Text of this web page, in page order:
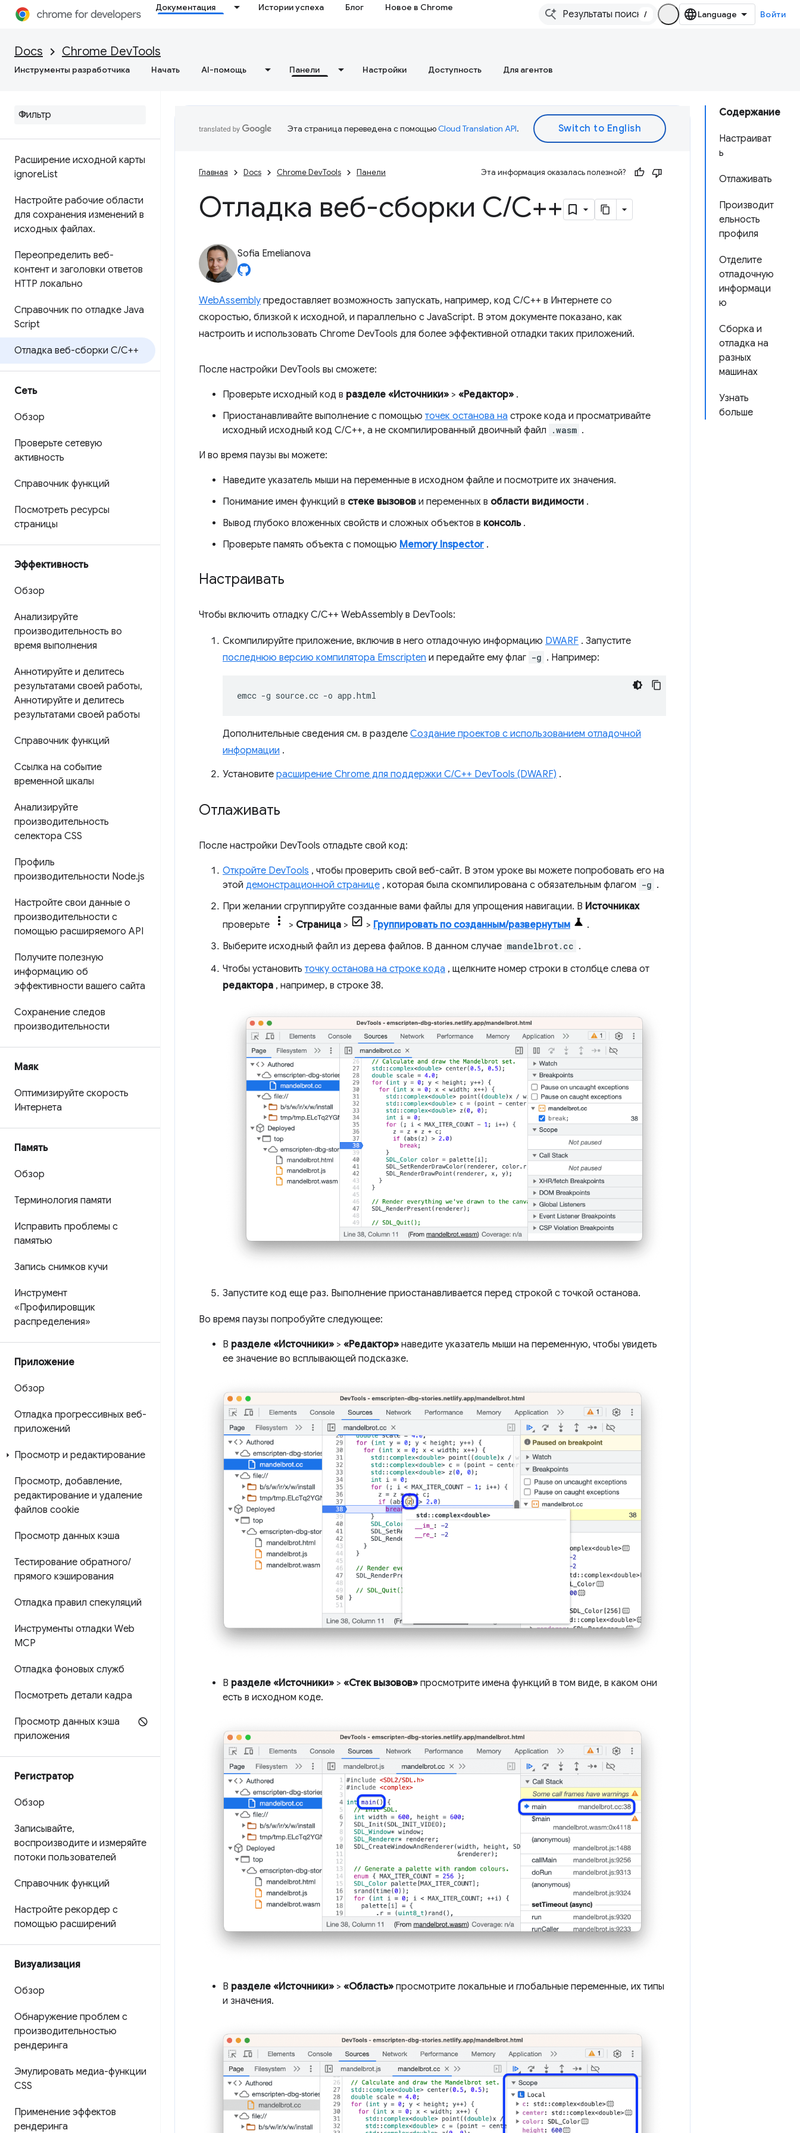
Документация Истории успеха Блог Новое в Chrome
/ Войти
Docs Chrome DevTools
Инструменты разработчика Начать AI-помощь Панели Настройки Доступность Для агентов
Приостановите свой код с
помощью точек останова
Запуск фрагментов
JavaScript
использованием исходных
Расширение исходной карты
ignoreList
Настройте рабочие области
для сохранения изменений в
исходных файлах.
Переопределить веб-
контент и заголовки ответов
HTTP локально
Справочник по отладке Java
Script
Отладка веб-сборки C/C++
Сеть
Обзор
Проверьте сетевую
активность
Справочник функций
Посмотреть ресурсы
страницы
Эффективность
Обзор
Анализируйте
производительность во
время выполнения
Аннотируйте и делитесь
результатами своей работы,
Аннотируйте и делитесь
результатами своей работы
Справочник функций
Ссылка на событие
временной шкалы
Анализируйте
производительность
селектора CSS
Профиль
производительности Node.js
Настройте свои данные о
производительности с
помощью расширяемого API
Получите полезную
информацию об
эффективности вашего сайта
Сохранение следов
производительности
Маяк
Оптимизируйте скорость
Интернета
Память
Обзор
Терминология памяти
Исправить проблемы с
памятью
Запись снимков кучи
Инструмент
«Профилировщик
распределения»
Приложение
Обзор
Отладка прогрессивных веб-
приложений
Просмотр и редактирование
Просмотр, добавление,
редактирование и удаление
файлов cookie
Просмотр данных кэша
Тестирование обратного/
прямого кэширования
Отладка правил спекуляций
Инструменты отладки Web
MCP
Отладка фоновых служб
Посмотреть детали кадра
Просмотр данных кэша
приложения
Регистратор
Обзор
Записывайте,
воспроизводите и измеряйте
потоки пользователей
Справочник функций
Настройте рекордер с
помощью расширений
Визуализация
Обзор
Обнаружение проблем с
производительностью
рендеринга
Эмулировать медиа-функции
CSS
Применение эффектов
рендеринга
Содержание
Настраиват
ь
Отлаживать
Производит
ельность
профиля
Отделите
отладочную
информаци
ю
Сборка и
отладка на
разных
машинах
Узнать
больше
Эта страница переведена с помощьюCloud Translation API.
Главная Docs Chrome DevTools Панели Эта информация оказалась полезной?
Отладка веб-сборки C/C++
Sofia Emelianova
WebAssembly предоставляет возможность запускать, например, код C/C++ в Интернете со
скоростью, близкой к исходной, и параллельно с JavaScript. В этом документе показано, как
настроить и использовать Chrome DevTools для более эффективной отладки таких приложений.
После настройки DevTools вы сможете:
Проверьте исходный код в разделе «Источники» > «Редактор» .
Приостанавливайте выполнение с помощью точек останова на строке кода и просматривайте
исходный исходный код C/C++, а не скомпилированный двоичный файл
.wasm .
И во время паузы вы можете:
Наведите указатель мыши на переменные в исходном файле и посмотрите их значения.
Понимание имен функций в стеке вызовов и переменных в области видимости .
Вывод глубоко вложенных свойств и сложных объектов в консоль.
Проверьте память объекта с помощью Memory Inspector .
Настраивать
Чтобы включить отладку C/C++ WebAssembly в DevTools:
Скомпилируйте приложение, включив в него отладочную информацию DWARF . Запустите
последнюю версию компилятора Emscripten и передайте ему флаг -g . Например:
emcc -g source.cc -o
Дополнительные сведения см. в разделе Создание проектов с использованием отладочной
информации .
Установите расширение Chrome для поддержки C/C++ DevTools (DWARF) .
Отлаживать
После настройки DevTools отладьте свой код:
Откройте DevTools , чтобы проверить свой веб-сайт. В этом уроке вы можете попробовать его на
этой демонстрационной странице , которая была скомпилирована с обязательным флагом -g .
При желании сгруппируйте созданные вами файлы для упрощения навигации. В Источниках
проверьте
> Страница > > Группировать по созданным/развернутым
.
Выберите исходный файл из дерева файлов. В данном случае mandelbrot.cc .
Чтобы установить точку останова на строке кода , щелкните номер строки в столбце слева от
редактора , например, в строке 38.
Запустите код еще раз. Выполнение приостанавливается перед строкой с точкой останова.
Во время паузы попробуйте следующее:
В разделе «Источники» > «Редактор» наведите указатель мыши на переменную, чтобы увидеть
ее значение во всплывающей подсказке.
В разделе «Источники» > «Стек вызовов» просмотрите имена функций в том виде, в каком они
есть в исходном коде.
В разделе «Источники» > «Область» просмотрите локальные и глобальные переменные, их типы
и значения.